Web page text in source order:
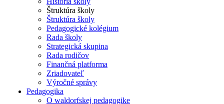
Štruktúra školy
Štruktúra školy
Pedagogické kolégium
Rada školy
Strategická skupina
Rada rodičov
Finančná platforma
Zriadovateľ
Výročné správy
Pedagogika
O waldorfskej pedagogike